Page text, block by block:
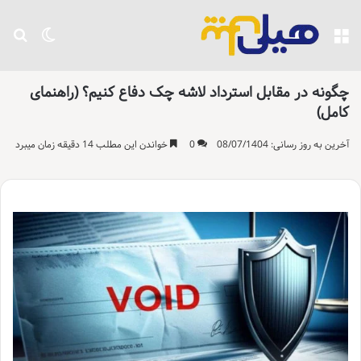
تغییر منو
چگونه در مقابل استرداد لاشه چک دفاع کنیم؟ (راهنمای
کامل)
آخرین به روز رسانی: 08/07/1404 0 خواندن این مطلب 14 دقیقه زمان میبرد